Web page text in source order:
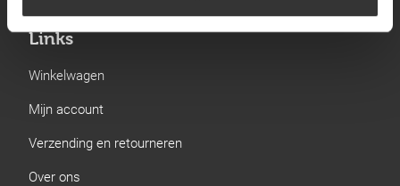
Links
Winkelwagen
Mijn account
Verzending en retourneren
Over ons